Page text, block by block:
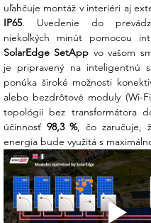
Parameter
Model
(Séria
Menovitý výstupný
výkon (AC)
5 000
Max. vstupný príkon
(DC)
6 750 W
Maximálna účinnosť
98,3 %
Max. vstupné napätie 900 V
Topológia
Bez
Spôsob pripojenia
Stupeň ochrany
IP65
interiér)
Hmotnosť / Rozmery
19 kg /
191 mm
IP65. Uvedenie do
SolarEdge SetApp vo vašom
je pripravený na inteligentnú
ponúka široké možnosti
alebo bezdrôtové moduly (Wi-
topológii bez transformátora
účinnosť 98,3 %, čo zaručuje,
energia bude využitá s